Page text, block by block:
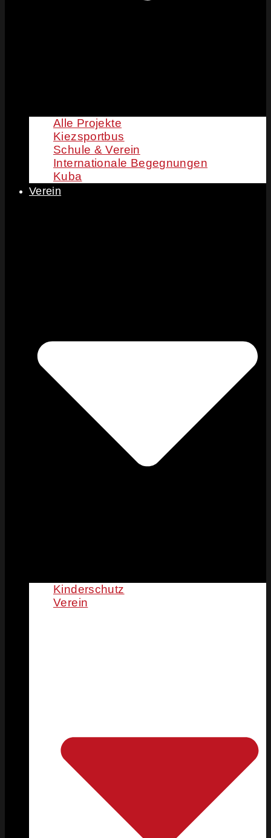
Alle Projekte
Kiezsportbus
Schule & Verein
Internationale Begegnungen
Kuba
Verein
Kinderschutz
Verein